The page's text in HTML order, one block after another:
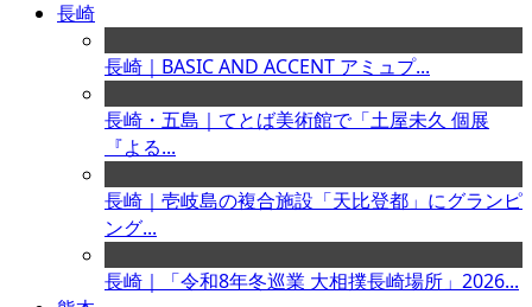
長崎
長崎｜BASIC AND ACCENT アミュプ...
長崎・五島｜てとば美術館で「土屋未久 個展
『よる...
長崎｜壱岐島の複合施設「天比登都」にグランピ
ング...
長崎｜「令和8年冬巡業 大相撲長崎場所」2026...